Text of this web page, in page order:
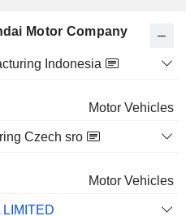
12 251 234
6 893 596
Motor Company
Indonesia
Motor Vehicles
Czech sro
Motor Vehicles